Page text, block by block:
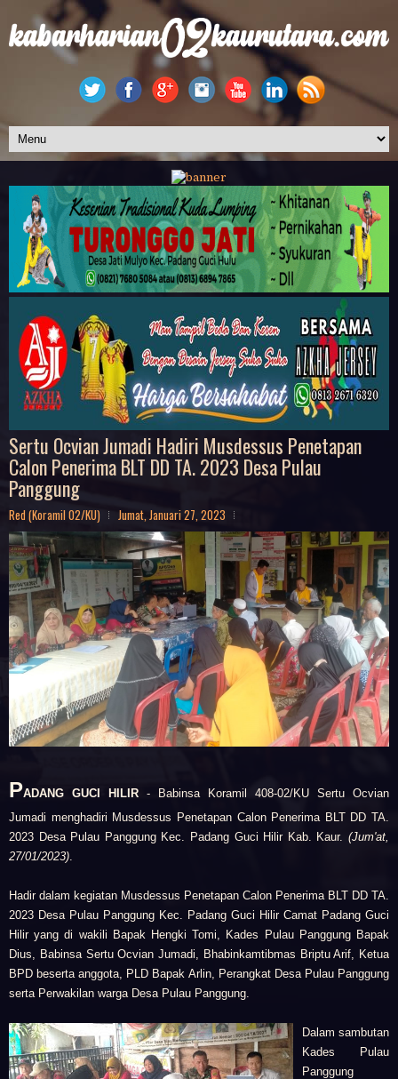
Sertu Ocvian Jumadi Hadiri Musdessus Penetapan
Calon Penerima BLT DD TA. 2023 Desa Pulau
Panggung
Red (Koramil 02/KU) Jumat, Januari 27, 2023
PADANG GUCI HILIR - Babinsa Koramil 408-02/KU Sertu Ocvian
Jumadi menghadiri Musdessus Penetapan Calon Penerima BLT DD TA.
2023 Desa Pulau Panggung Kec. Padang Guci Hilir Kab. Kaur. (Jum'at,
27/01/2023)
Hadir dalam kegiatan Musdessus Penetapan Calon Penerima BLT DD TA.
2023 Desa Pulau Panggung Kec. Padang Guci Hilir Camat Padang Guci
Hilir yang di wakili Bapak Hengki Tomi, Kades Pulau Panggung Bapak
Dius, Babinsa Sertu Ocvian Jumadi, Bhabinkamtibmas Briptu Arif, Ketua
BPD beserta anggota, PLD Bapak Arlin, Perangkat Desa Pulau Panggung
serta Perwakilan warga Desa Pulau Panggung.
Dalam sambutan
Kades Pulau
Panggung